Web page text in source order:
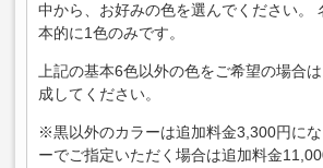
中から、お好みの色を選んでください。
本的に1色のみです。
上記の基本6色以外の色をご希望の場合
成してください。
※黒以外のカラーは追加料金3,300円に
ーでご指定いただく場合は追加料金